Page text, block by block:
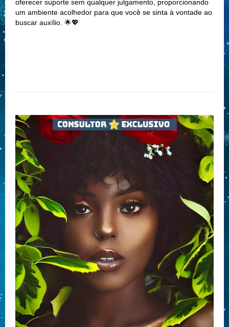
oferecer suporte sem qualquer julgamento, proporcionando
um ambiente acolhedor para que você se sinta à vontade ao
buscar auxílio. 🌟💖